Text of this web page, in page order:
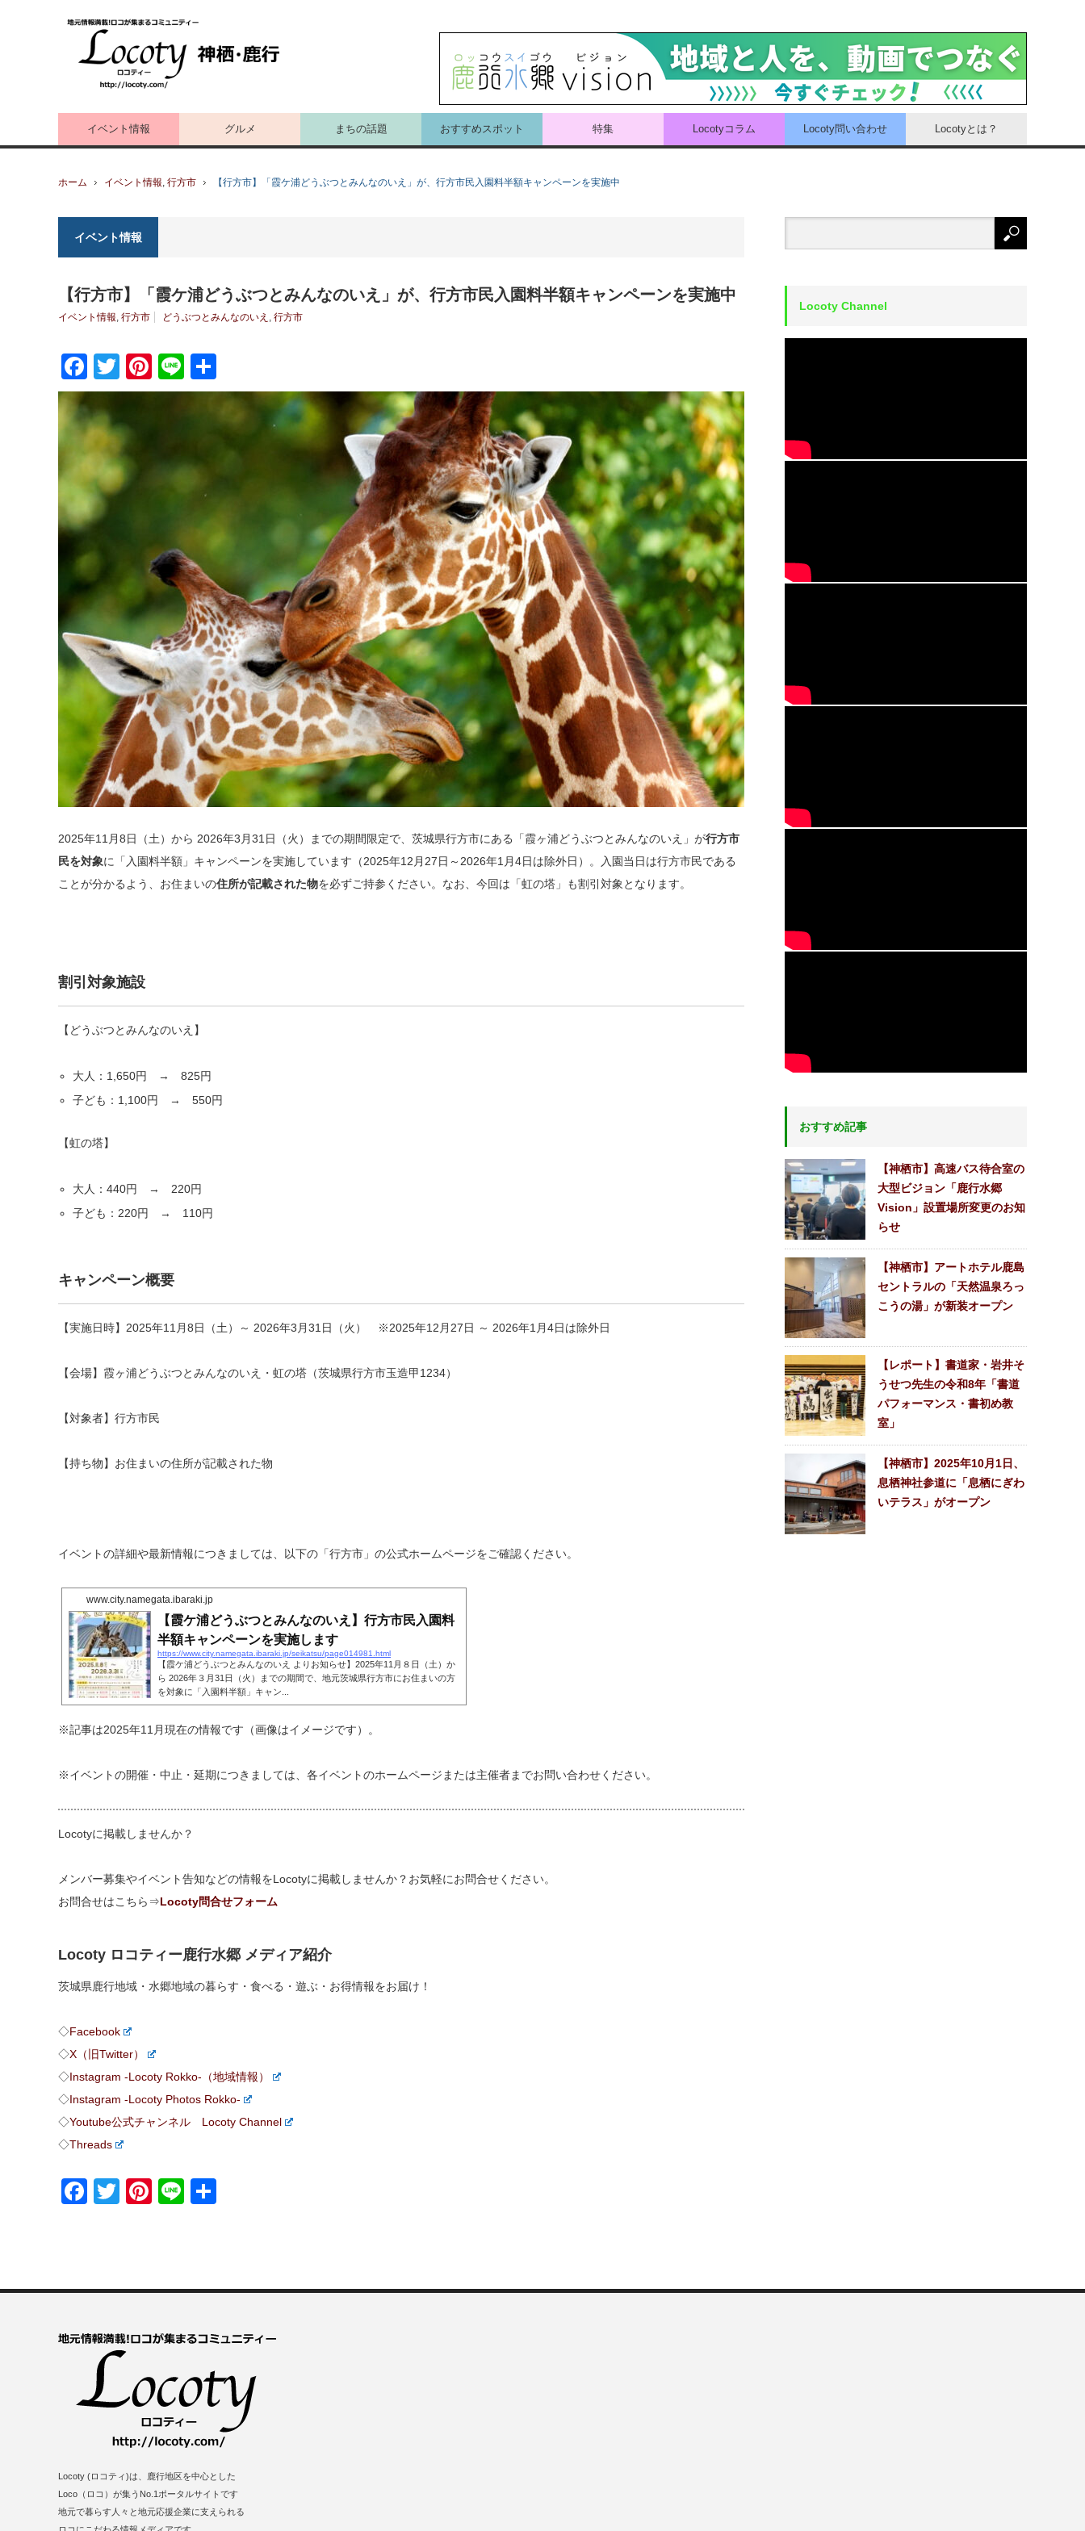
イベント情報 グルメ まちの話題 おすすめスポット 特集 Locotyコラム Locoty問い合わせ Locotyとは？
ホーム イベント情報, 行方市 【行方市】「霞ケ浦どうぶつとみんなのいえ」が、行方市民入園料半額キャンペーンを実施中
イベント情報
【行方市】「霞ケ浦どうぶつとみんなのいえ」が、行方市民入園料半額キャンペーンを実施中
イベント情報, 行方市 どうぶつとみんなのいえ , 行方市
Facebook
TwitterPinterest
Line
有
2025年11月8日（土）から 2026年3月31日（火）までの期間限定で、茨城県行方市にある「霞ヶ浦どうぶつとみんなのいえ」が行方市
民を対象に「入園料半額」キャンペーンを実施しています（2025年12月27日～2026年1月4日は除外日）。入園当日は行方市民である
ことが分かるよう、お住まいの住所が記載された物を必ずご持参ください。なお、今回は「虹の塔」も割引対象となります。
割引対象施設
【どうぶつとみんなのいえ】
大人：1,650円 → 825円
子ども：1,100円 → 550円
【虹の塔】
大人：440円 → 220円
子ども：220円 → 110円
キャンペーン概要
【実施日時】2025年11月8日（土）～ 2026年3月31日（火） ※2025年12月27日 ～ 2026年1月4日は除外日
【会場】霞ヶ浦どうぶつとみんなのいえ・虹の塔（茨城県行方市玉造甲1234）
【対象者】行方市民
【持ち物】お住まいの住所が記載された物
イベントの詳細や最新情報につきましては、以下の「行方市」の公式ホームページをご確認ください。
www.city.namegata.ibaraki.jp
【霞ケ浦どうぶつとみんなのいえ】行方市民入園料
半額キャンペーンを実施します
https://www.city.namegata.ibaraki.jp/seikatsu/page014981.html
【霞ケ浦どうぶつとみんなのいえ よりお知らせ】2025年11月８日（土）か
ら 2026年３月31日（火）までの期間で、地元茨城県行方市にお住まいの方
を対象に「入園料半額」キャン...
※記事は2025年11月現在の情報です（画像はイメージです）。
※イベントの開催・中止・延期につきましては、各イベントのホームページまたは主催者までお問い合わせください。
Locotyに掲載しませんか？
メンバー募集やイベント告知などの情報をLocotyに掲載しませんか？お気軽にお問合せください。
お問合せはこちら⇒Locoty問合せフォーム
Locoty ロコティー鹿行水郷 メディア紹介
茨城県鹿行地域・水郷地域の暮らす・食べる・遊ぶ・お得情報をお届け！
◇Facebook
◇X（旧Twitter）
◇Instagram -Locoty Rokko-（地域情報）
◇Instagram -Locoty Photos Rokko-
◇Youtube公式チャンネル Locoty Channel
◇Threads
Facebook
TwitterPinterest
Line
Locoty Channel
おすすめ記事
【神栖市】高速バス待合室の
大型ビジョン「鹿行水郷
Vision」設置場所変更のお知
らせ
【神栖市】アートホテル鹿島
セントラルの「天然温泉ろっ
こうの湯」が新装オープン
【レポート】書道家・岩井そ
うせつ先生の令和8年「書道
パフォーマンス・書初め教
室」
【神栖市】2025年10月1日、
息栖神社参道に「息栖にぎわ
いテラス」がオープン
Locoty (ロコティ)は、鹿行地区を中心とした
Loco（ロコ）が集うNo.1ポータルサイトです
地元で暮らす人々と地元応援企業に支えられる